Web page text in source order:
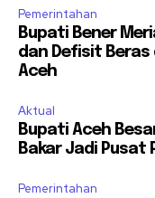
Pemerintahan
Bupati Bener
dan Defisit Beras
Aceh
Aktual
Bupati Aceh
Bakar Jadi Pusat
Pemerintahan